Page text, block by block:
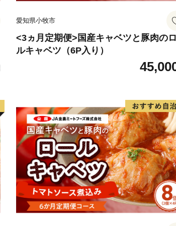
愛知県小牧市
<3ヵ月定期便>国産キャベツと豚肉の
ルキャベツ（6P入り）